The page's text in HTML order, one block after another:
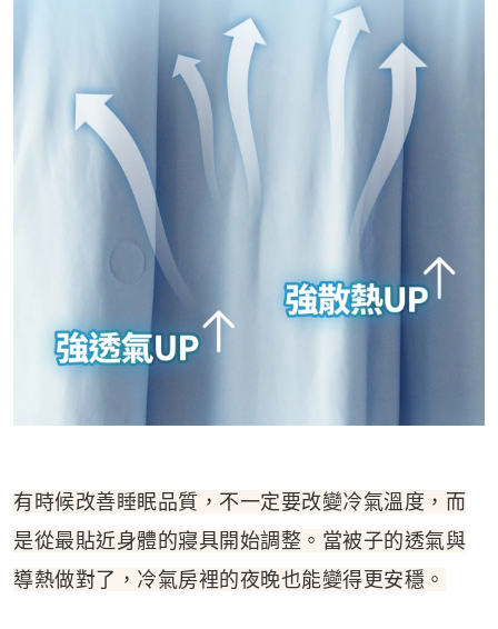
有時候改善睡眠品質，不一定要改變冷氣溫度，而
是從最貼近身體的寢具開始調整。當被子的透氣與
導熱做對了，冷氣房裡的夜晚也能變得更安穩。